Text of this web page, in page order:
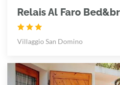
Relais Al Faro
Villaggio San Domino